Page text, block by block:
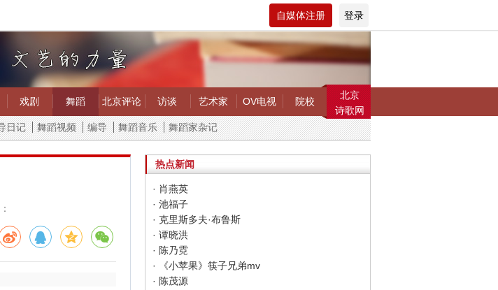
自媒体注册 登录
戏剧 舞蹈 北京评论 访谈 艺术家 OV电视 院校
北京
诗歌网
日记 舞蹈视频 编导 舞蹈音乐 舞蹈家杂记
热点新闻
· 肖燕英
· 池福子
· 克里斯多夫·布鲁斯
· 谭晓洪
· 陈乃霓
· 《小苹果》筷子兄弟mv
· 陈茂源